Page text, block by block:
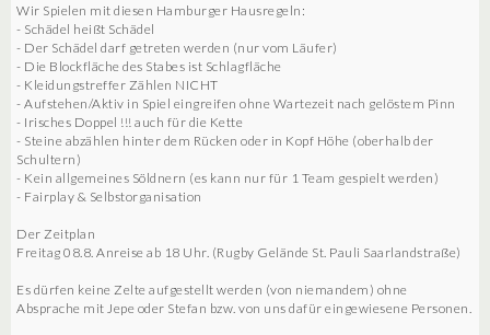
Wir Spielen mit diesen Hamburger Hausregeln:
- Schädel heißt Schädel
- Der Schädel darf getreten werden (nur vom Läufer)
- Die Blockfläche des Stabes ist Schlagfläche
- Kleidungstreffer Zählen NICHT
- Aufstehen/Aktiv in Spiel eingreifen ohne Wartezeit nach gelöstem Pinn
- Irisches Doppel !!! auch für die Kette
- Steine abzählen hinter dem Rücken oder in Kopf Höhe (oberhalb der
Schultern)
- Kein allgemeines Söldnern (es kann nur für 1 Team gespielt werden)
- Fairplay & Selbstorganisation
Der Zeitplan
Freitag 08.8. Anreise ab 18 Uhr. (Rugby Gelände St. Pauli Saarlandstraße)
Es dürfen keine Zelte aufgestellt werden (von niemandem) ohne
Absprache mit Jepe oder Stefan bzw. von uns dafür eingewiesene Personen.